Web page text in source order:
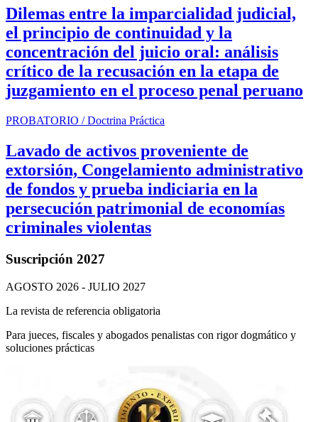
Dilemas entre la imparcialidad judicial,
el principio de continuidad y la
concentración del juicio oral: análisis
crítico de la recusación en la etapa de
juzgamiento en el proceso penal peruano
PROBATORIO / Doctrina Práctica
Lavado de activos proveniente de
extorsión, Congelamiento administrativo
de fondos y prueba indiciaria en la
persecución patrimonial de economías
criminales violentas
Suscripción 2027
AGOSTO 2026 - JULIO 2027
La revista de referencia obligatoria
Para jueces, fiscales y abogados penalistas con rigor dogmático y
soluciones prácticas